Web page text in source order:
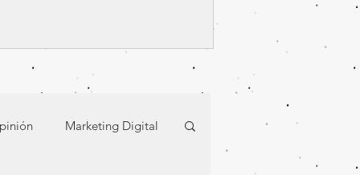
que surgen en
Marketing Digital